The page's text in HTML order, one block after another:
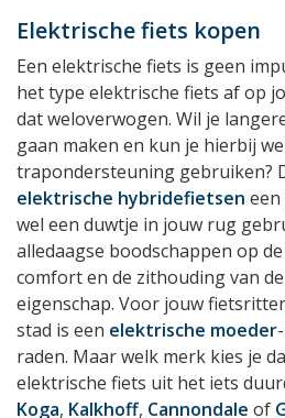
Elektrische fiets kopen
Een elektrische fiets is geen
het type elektrische fiets af op
dat weloverwogen. Wil je
gaan maken en kun je hierbij
trapondersteuning gebruiken?
elektrische hybridefietsen een
wel een duwtje in jouw rug
alledaagse boodschappen op
comfort en de zithouding van
eigenschap. Voor jouw
stad is een elektrische moeder
raden. Maar welk merk kies je
elektrische fiets uit het iets
Koga, Kalkhoff, Cannondale of